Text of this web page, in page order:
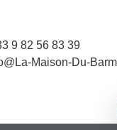
9 82 56 83 39
Maison-Du-